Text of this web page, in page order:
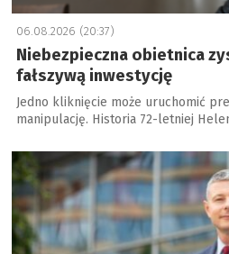
06.08.2026 (20:37)
Niebezpieczna obietnica
fałszywą inwestycję
Jedno kliknięcie może uruchomić
manipulację. Historia 72-letniej
a